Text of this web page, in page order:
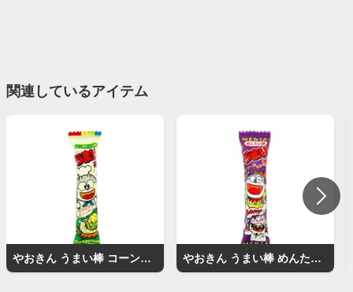
関連しているアイテム
やおきん うまい棒 コーンポタージュ味 やおきん うまい棒 めんたい味